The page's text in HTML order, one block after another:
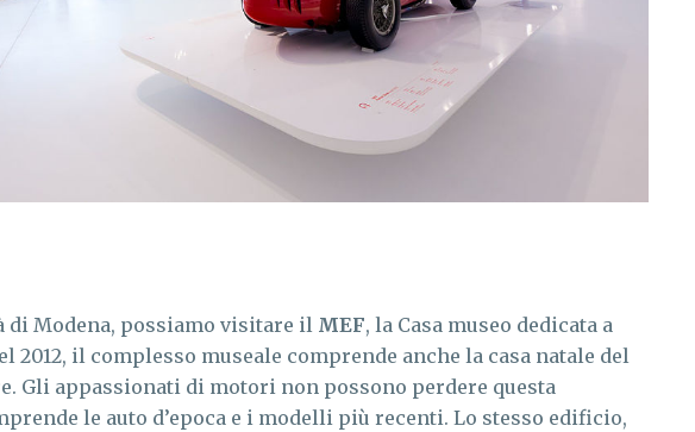
di Modena, possiamo visitare il MEF, la Casa museo dedicata a
2012, il complesso museale comprende anche la casa natale del
Gli appassionati di motori non possono perdere questa
le auto d’epoca e i modelli più recenti. Lo stesso edificio,